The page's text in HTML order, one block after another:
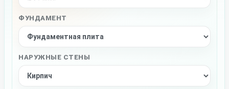
ФУНДАМЕНТ
НАРУЖНЫЕ СТЕНЫ